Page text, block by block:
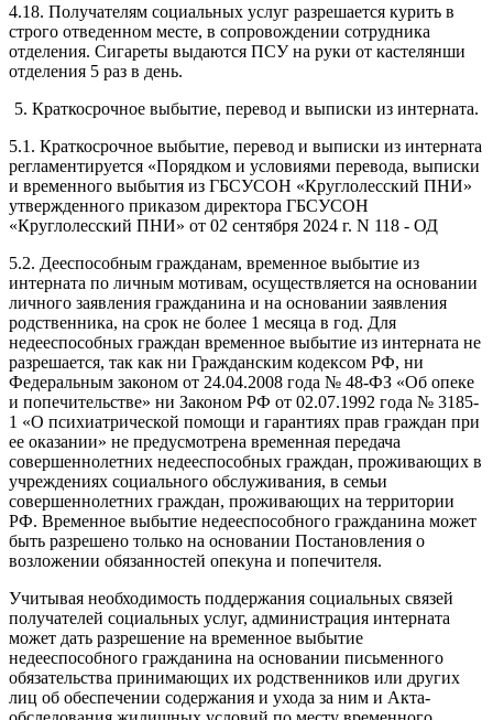
4.18. Получателям социальных услуг разрешается курить в
строго отведенном месте, в сопровождении сотрудника
отделения. Сигареты выдаются ПСУ на руки от кастелянши
отделения 5 раз в день.
5. Краткосрочное выбытие, перевод и выписки из интерната.
5.1. Краткосрочное выбытие, перевод и выписки из интерната
регламентируется «Порядком и условиями перевода, выписки
и временного выбытия из ГБСУСОН «Круглолесский ПНИ»
утвержденного приказом директора ГБСУСОН
«Круглолесский ПНИ» от 02 сентября 2024 г. N 118 - ОД
5.2. Дееспособным гражданам, временное выбытие из
интерната по личным мотивам, осуществляется на основании
личного заявления гражданина и на основании заявления
родственника, на срок не более 1 месяца в год. Для
недееспособных граждан временное выбытие из интерната не
разрешается, так как ни Гражданским кодексом РФ, ни
Федеральным законом от 24.04.2008 года № 48-ФЗ «Об опеке
и попечительстве» ни Законом РФ от 02.07.1992 года № 3185-
1 «О психиатрической помощи и гарантиях прав граждан при
ее оказании» не предусмотрена временная передача
совершеннолетних недееспособных граждан, проживающих в
учреждениях социального обслуживания, в семьи
совершеннолетних граждан, проживающих на территории
РФ. Временное выбытие недееспособного гражданина может
быть разрешено только на основании Постановления о
возложении обязанностей опекуна и попечителя.
Учитывая необходимость поддержания социальных связей
получателей социальных услуг, администрация интерната
может дать разрешение на временное выбытие
недееспособного гражданина на основании письменного
обязательства принимающих их родственников или других
лиц об обеспечении содержания и ухода за ним и Акта-